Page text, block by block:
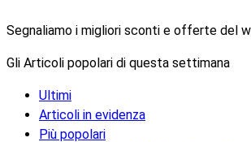
Segnaliamo i migliori sconti e offerte del
Gli Articoli popolari di questa settimana
Ultimi
Articoli in evidenza
Più popolari